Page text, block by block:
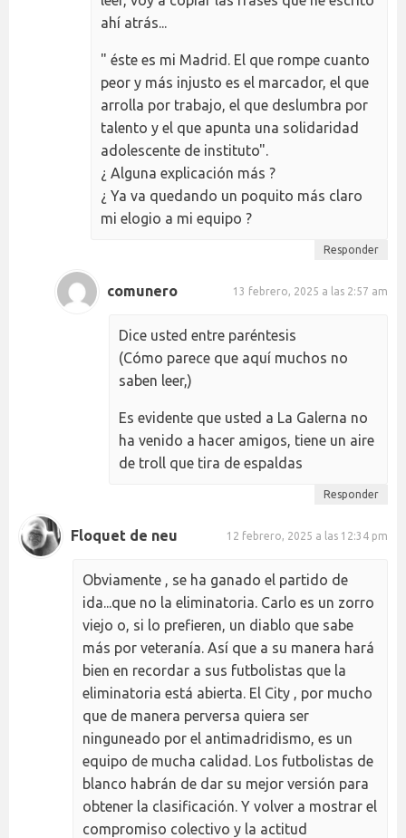
ahí atrás...
" éste es mi Madrid. El que rompe cuanto
peor y más injusto es el marcador, el que
arrolla por trabajo, el que deslumbra por
talento y el que apunta una solidaridad
adolescente de instituto".
¿ Alguna explicación más ?
¿ Ya va quedando un poquito más claro
mi elogio a mi equipo ?
Responder
comunero 13 febrero, 2025 a las 2:57 am
Dice usted entre paréntesis
(Cómo parece que aquí muchos no
saben leer,)
Es evidente que usted a La Galerna no
ha venido a hacer amigos, tiene un aire
de troll que tira de espaldas
Responder
Floquet de neu 12 febrero, 2025 a las 12:34 pm
Obviamente , se ha ganado el partido de
ida...que no la eliminatoria. Carlo es un zorro
viejo o, si lo prefieren, un diablo que sabe
más por veteranía. Así que a su manera hará
bien en recordar a sus futbolistas que la
eliminatoria está abierta. El City , por mucho
que de manera perversa quiera ser
ninguneado por el antimadridismo, es un
equipo de mucha calidad. Los futbolistas de
blanco habrán de dar su mejor versión para
obtener la clasificación. Y volver a mostrar el
compromiso colectivo y la actitud